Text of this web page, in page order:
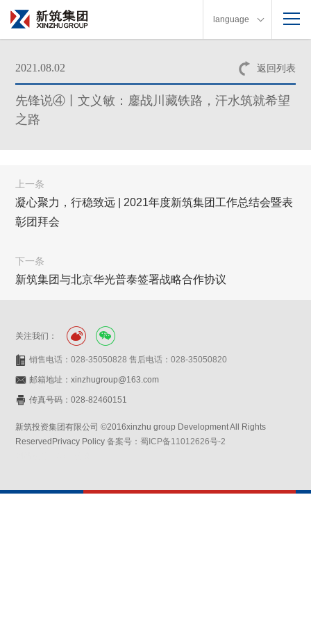
language
返回列表
2021.08.02
先锋说④丨文义敏：鏖战川藏铁路，汗水筑就希望
之路
上一条
凝心聚力，行稳致远 | 2021年度新筑集团工作总结会暨表
彰团拜会
下一条
新筑集团与北京华光普泰签署战略合作协议
关注我们：
销售电话：028-35050828 售后电话：028-35050820
邮箱地址：xinzhugroup@163.com
传真号码：028-82460151
新筑投资集团有限公司 ©2016xinzhu group Development All Rights
ReservedPrivacy Policy备案号：蜀ICP备11012626号-2